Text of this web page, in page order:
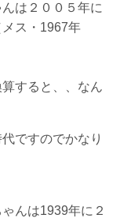
は２００５年に
ス・1967年
すると、、なん
ですのでかなり
んは1939年に２